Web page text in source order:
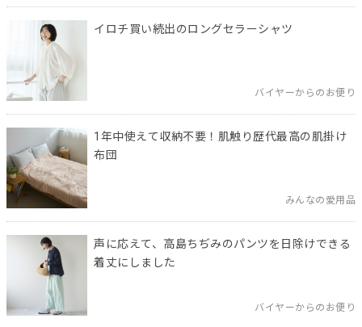
イロチ買い続出のロングセラーシャツ
バイヤーからのお便り
1年中使えて収納不要！肌触り歴代最高の肌掛け
布団
みんなの愛用品
声に応えて、高島ちぢみのパンツを日除けできる
着丈にしました
バイヤーからのお便り